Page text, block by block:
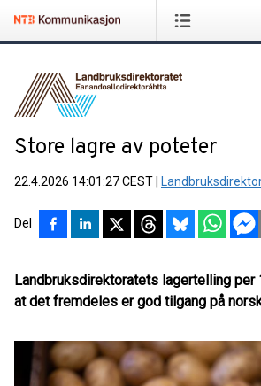
Store lagre av poteter
22.4.2026 14:01:27 CEST
Del
Landbruksdirektoratets lagertelling per
at det fremdeles er god tilgang på